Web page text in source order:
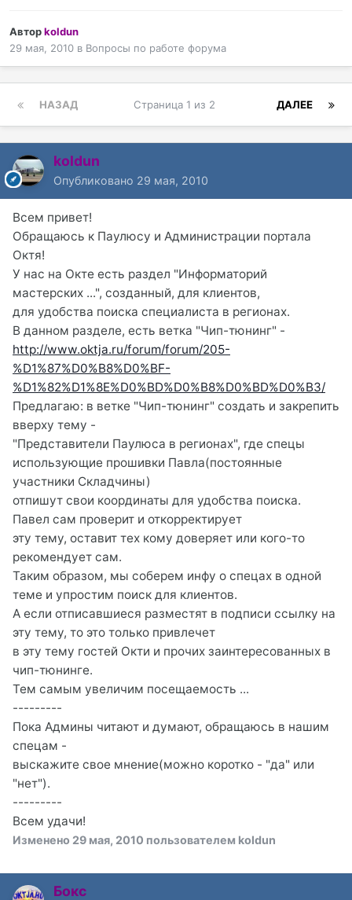
Авторkoldun
29 мая, 2010 в Вопросы по работе форума
НАЗАД ДАЛЕЕ
Страница 1 из 2
koldun
Опубликовано 29 мая, 2010
Всем привет!
Обращаюсь к Паулюсу и Администрации портала
Октя!
У нас на Окте есть раздел "Информаторий
мастерских ...", созданный, для клиентов,
для удобства поиска специалиста в регионах.
В данном разделе, есть ветка "Чип-тюнинг" -
http://www.oktja.ru/forum/forum/205-
%D1%87%D0%B8%D0%BF-
%D1%82%D1%8E%D0%BD%D0%B8%D0%BD%D0%B3/
Предлагаю: в ветке "Чип-тюнинг" создать и закрепить
вверху тему -
"Представители Паулюса в регионах", где спецы
использующие прошивки Павла(постоянные
участники Складчины)
отпишут свои координаты для удобства поиска.
Павел сам проверит и откорректирует
эту тему, оставит тех кому доверяет или кого-то
рекомендует сам.
Таким образом, мы соберем инфу о спецах в одной
теме и упростим поиск для клиентов.
А если отписавшиеся разместят в подписи ссылку на
эту тему, то это только привлечет
в эту тему гостей Окти и прочих заинтересованных в
чип-тюнинге.
Тем самым увеличим посещаемость ...
---------
Пока Админы читают и думают, обращаюсь в нашим
спецам -
выскажите свое мнение(можно коротко - "да" или
"нет").
---------
Всем удачи!
Изменено 29 мая, 2010 пользователем koldun
Бокс